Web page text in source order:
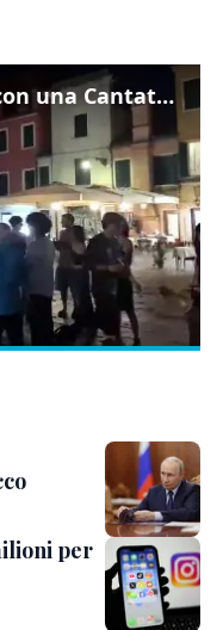
Venezia omaggia Guccini con una Cantata Anarchica in campo Santa Margherita
per